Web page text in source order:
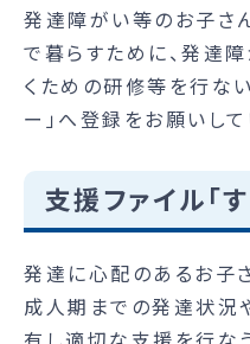
発達障がい等のお子さ
で暮らすために、発達
くための研修等を行な
ー」へ登録をお願いして
支援ファイル「す
発達に心配のあるお子
成人期までの発達状況